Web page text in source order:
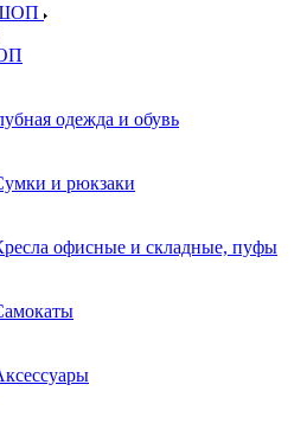
одежда и обувь
и рюкзаки
офисные и складные, пуфы